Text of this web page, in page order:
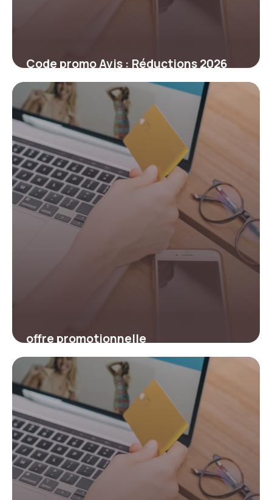
Code promo Avis : Réductions 2026
5 mars 2026
offre promotionnelle
2 mars 2026